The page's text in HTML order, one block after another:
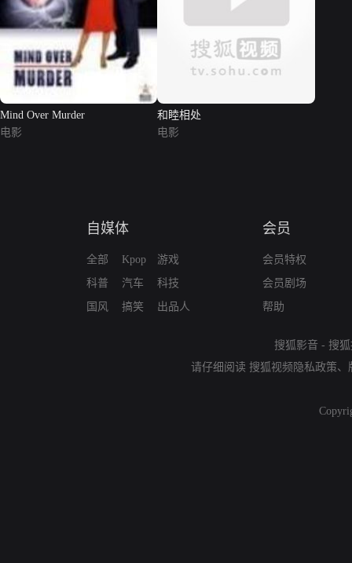
Mind Over Murder
电影
和睦相处
电影
自媒体
全部
科普
国风
Kpop
汽车
搞笑
游戏
科技
出品人
会员
会员特权
会员剧场
帮助
搜狐影音 - 搜
请仔细阅读 搜狐视频隐私政策、